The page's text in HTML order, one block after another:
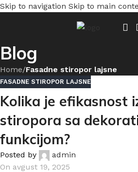
Skip to navigation Skip to main
Blog
Home/Fasadne stiropor lajsne
FASADNE STIROPOR LAJSNE
Kolika je efikasnost
stiropora sa
funkcijom?
Posted by
admin
On avgust 19, 2025